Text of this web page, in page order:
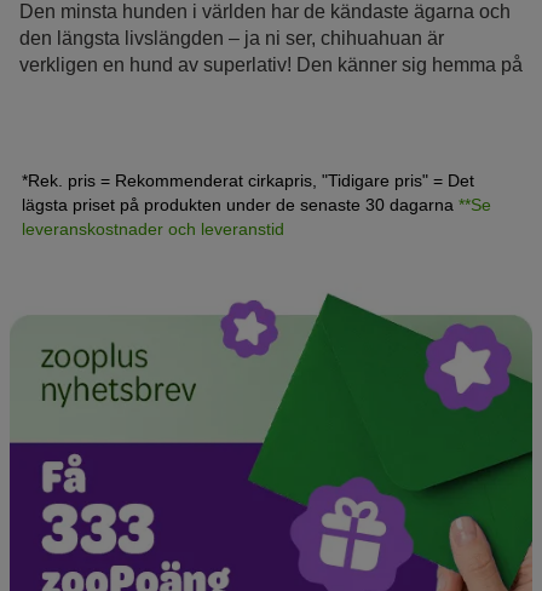
Den minsta hunden i världen har de kändaste ägarna och
den längsta livslängden – ja ni ser, chihuahuan är
verkligen en hund av superlativ! Den känner sig hemma på
lyxhund.
*Rek. pris = Rekommenderat cirkapris, "Tidigare pris" = Det
lägsta priset på produkten under de senaste 30 dagarna **Se
leveranskostnader och leveranstid